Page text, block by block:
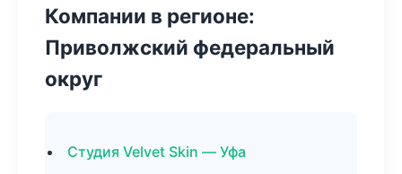
Компании в регионе:
Приволжский федеральный
округ
Студия Velvet Skin — Уфа